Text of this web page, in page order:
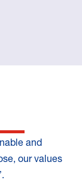
and
our values